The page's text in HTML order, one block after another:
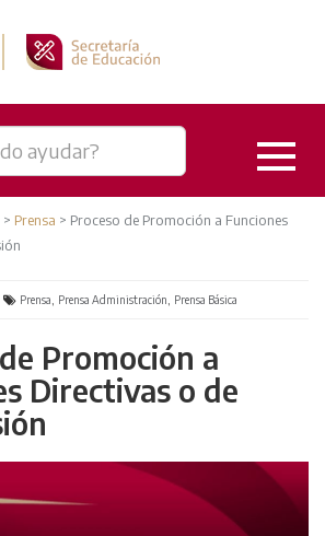
> Prensa > Proceso de Promoción a Funciones
Prensa Prensa Administración Prensa Básica
Promoción a
Directivas o de